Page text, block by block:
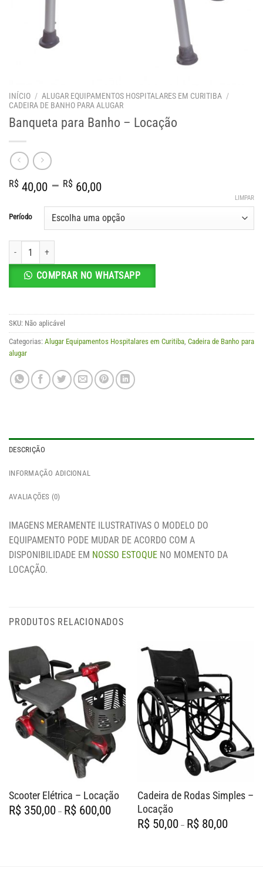
INÍCIO / ALUGAR EQUIPAMENTOS HOSPITALARES EM CURITIBA /
CADEIRA DE BANHO PARA ALUGAR
Banqueta para Banho – Locação
R$ 40,00 – R$ 60,00Faixa
preço:
R$ 40,00
Período
LIMPAR
Banqueta para Banho - Locação quantidade
COMPRAR NO WHATSAPP
SKU: Não aplicável
Categorias: Alugar Equipamentos Hospitalares em Curitiba, Cadeira de Banho para
alugar
DESCRIÇÃO
INFORMAÇÃO ADICIONAL
AVALIAÇÕES (0)
IMAGENS MERAMENTE ILUSTRATIVAS O MODELO DO
EQUIPAMENTO PODE MUDAR DE ACORDO COM A
DISPONIBILIDADE EM NOSSO ESTOQUE NO MOMENTO DA
LOCAÇÃO.
PRODUTOS RELACIONADOS
Scooter Elétrica – Locação
R$350,00 – R$600,00Faixa
de
R$ 350,00
Cadeira de Rodas Simples –
Locação
R$50,00 – R$80,00Faixa
de